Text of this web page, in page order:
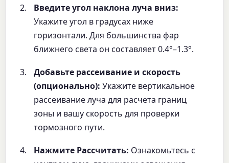
Введите угол наклона луча вниз:
Укажите угол в градусах ниже
горизонтали. Для большинства фар
ближнего света он составляет 0.4°–1.3°.
Добавьте рассеивание и скорость
(опционально): Укажите вертикальное
рассеивание луча для расчета границ
зоны и вашу скорость для проверки
тормозного пути.
Нажмите Рассчитать: Ознакомьтесь с